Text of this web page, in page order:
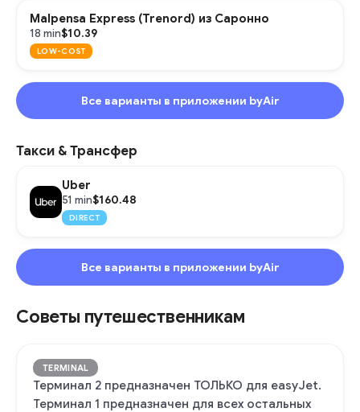
Malpensa Express (Trenord) из Саронно
18 min$10.39
LOW-COST
Все варианты в приложении byAir
Такси & Трансфер
Uber
51 min$160.48
DIRECT
Все варианты в приложении byAir
Советы путешественникам
TERMINAL
Терминал 2 предназначен ТОЛЬКО для easyJet.
Терминал 1 предназначен для всех остальных